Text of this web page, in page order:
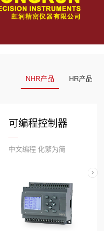
NHR产品 HR产品
可编程控制器
中文编程 化繁为简